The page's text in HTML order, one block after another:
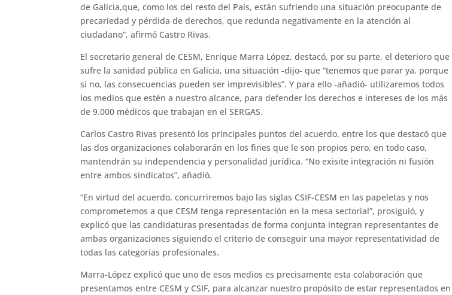
de Galicia,que, como los del resto del País, están sufriendo una situación preocupante de
precariedad y pérdida de derechos, que redunda negativamente en la atención al
ciudadano”, afirmó Castro Rivas.
El secretario general de CESM, Enrique Marra López, destacó, por su parte, el deterioro que
sufre la sanidad pública en Galicia, una situación -dijo- que “tenemos que parar ya, porque
si no, las consecuencias pueden ser imprevisibles”. Y para ello -añadió- utilizaremos todos
los medios que estén a nuestro alcance, para defender los derechos e intereses de los más
de 9.000 médicos que trabajan en el SERGAS.
Carlos Castro Rivas presentó los principales puntos del acuerdo, entre los que destacó que
las dos organizaciones colaborarán en los fines que le son propios pero, en todo caso,
mantendrán su independencia y personalidad jurídica. “No exisite integración ni fusión
entre ambos sindicatos”, añadió.
“En virtud del acuerdo, concurriremos bajo las siglas CSIF-CESM en las papeletas y nos
comprometemos a que CESM tenga representación en la mesa sectorial”, prosiguió, y
explicó que las candidaturas presentadas de forma conjunta integran representantes de
ambas organizaciones siguiendo el criterio de conseguir una mayor representatividad de
todas las categorías profesionales.
Marra-López explicó que uno de esos medios es precisamente esta colaboración que
presentamos entre CESM y CSIF, para alcanzar nuestro propósito de estar representados en